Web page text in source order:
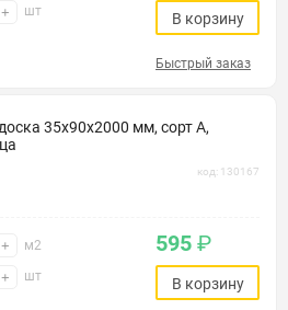
+ шт В корзину
Быстрый заказ
35х90х2000 мм, сорт А,
код: 130167
+ м2
+ шт
595 ₽
В корзину